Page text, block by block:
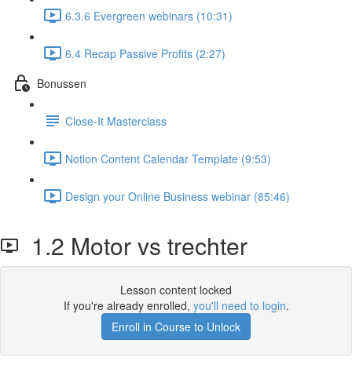
6.3.6 Evergreen webinars (10:31)
6.4 Recap Passive Profits (2:27)
Bonussen
Close-It Masterclass
Notion Content Calendar Template (9:53)
Design your Online Business webinar (85:46)
1.2 Motor vs trechter
Lesson content locked
If you're already enrolled, you'll need to login.
Enroll in Course to Unlock